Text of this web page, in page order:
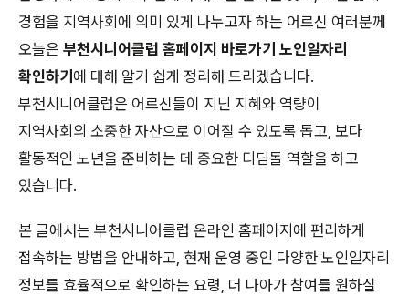
경험을 지역사회에 의미 있게 나누고자 하는 어르신 여러분께
오늘은 부천시니어클럽 홈페이지 바로가기 노인일자리
확인하기 에 대해 알기 쉽게 정리해 드리겠습니다.
부천시니어클럽은 어르신들이 지닌 지혜와 역량이
지역사회의 소중한 자산으로 이어질 수 있도록 돕고, 보다
활동적인 노년을 준비하는 데 중요한 디딤돌 역할을 하고
있습니다.
본 글에서는 부천시니어클럽 온라인 홈페이지에 편리하게
접속하는 방법을 안내하고, 현재 운영 중인 다양한 노인일자리
정보를 효율적으로 확인하는 요령, 더 나아가 참여를 원하실